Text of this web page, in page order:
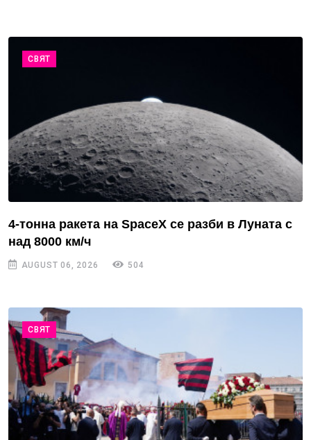
СВЯТ
4-тонна ракета на SpaceX се разби в Луната с
над 8000 км/ч
AUGUST 06, 2026 504
СВЯТ